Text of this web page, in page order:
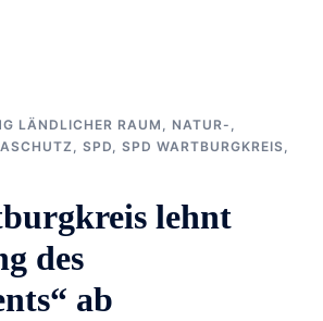
LÄNDLICHER RAUM , NATUR-,
, SPD, SPD WARTBURGKREIS,
lehnt
des
ab